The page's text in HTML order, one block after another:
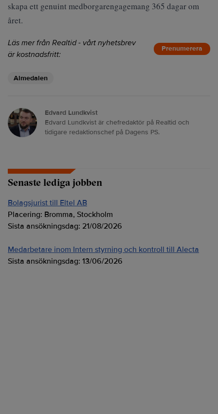
skapa ett genuint medborgarengagemang 365 dagar om
året.
Läs mer från Realtid - vårt nyhetsbrev
är kostnadsfritt:
Prenumerera
Almedalen
Edvard Lundkvist
Edvard Lundkvist är chefredaktör på Realtid och
tidigare redaktionschef på Dagens PS.
Senaste lediga jobben
Bolagsjurist till Eltel AB
Placering: Bromma, Stockholm
Sista ansökningsdag: 21/08/2026
Medarbetare inom Intern styrning och kontroll till Alecta
Sista ansökningsdag: 13/06/2026